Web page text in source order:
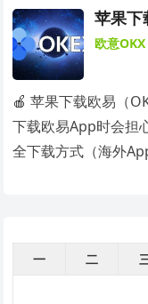
苹果下
欧意OKX
🍎 苹果下载欧易（
下载欧易App时会担
全下载方式（海外
一
二